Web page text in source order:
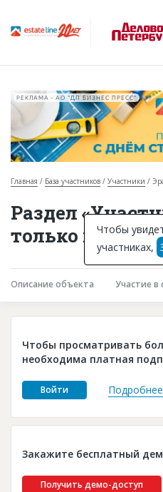
Горячие объекты
База строящихся объектов
Инвестпроекты
Глоссарий
Платные услуги
Пресс-релизы
РЕКЛАМА • АО "ДП БИЗНЕС ПРЕСС"
Главная База участников Участники
Раздел
только
Описание объекта Участие в
Чтобы просматривать
необходима платная
Войти
Закажите бесплатный
Получить демо-доступ
Чтобы
участниках,